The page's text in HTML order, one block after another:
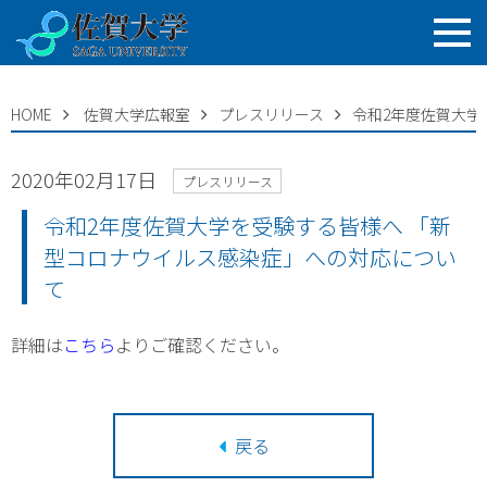
HOME 佐賀大学広報室 プレスリリース 令和2年度佐賀大
2020年02月17日 プレスリリース
令和2年度佐賀大学を受験する皆様へ 「新
型コロナウイルス感染症」への対応につい
て
詳細はこちらよりご確認ください。
戻る